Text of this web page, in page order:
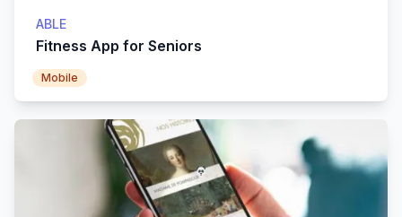
ABLE
Fitness App for Seniors
Mobile